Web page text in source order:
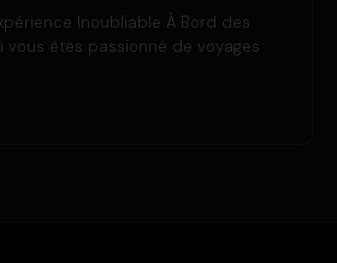
Inoubliable À Bord des
vous êtes passionné de voyages